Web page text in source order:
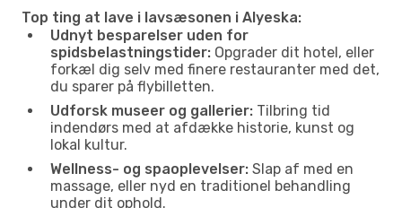
Top ting at lave i lavsæsonen i Alyeska:
Udnyt besparelser uden for
spidsbelastningstider: Opgrader dit hotel, eller
forkæl dig selv med finere restauranter med det,
du sparer på flybilletten.
Udforsk museer og gallerier: Tilbring tid
indendørs med at afdække historie, kunst og
lokal kultur.
Wellness- og spaoplevelser: Slap af med en
massage, eller nyd en traditionel behandling
under dit ophold.